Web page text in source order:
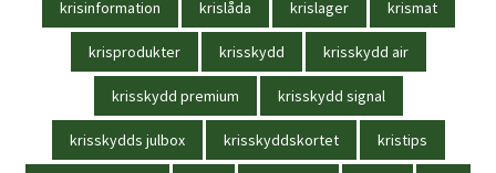
krisinformation krislåda krislager krismat
krisprodukter krisskydd krisskydd air
krisskydd premium krisskydd signal
krisskydds julbox krisskyddskortet kristips